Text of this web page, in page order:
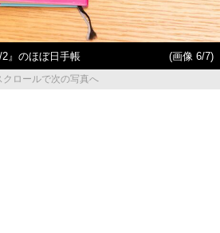
』のほぼ日手帳
(画像 6/7)
クロールで次の写真へ